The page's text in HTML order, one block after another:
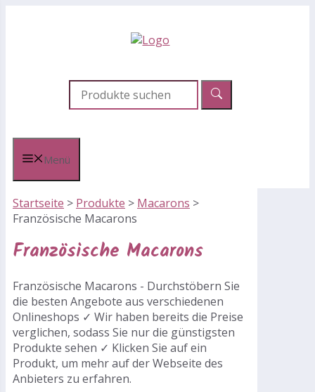
Menü
Startseite > Produkte > Macarons >
Französische Macarons
Französische Macarons
Französische Macarons - Durchstöbern Sie
die besten Angebote aus verschiedenen
Onlineshops ✓ Wir haben bereits die Preise
verglichen, sodass Sie nur die günstigsten
Produkte sehen ✓ Klicken Sie auf ein
Produkt, um mehr auf der Webseite des
Anbieters zu erfahren.